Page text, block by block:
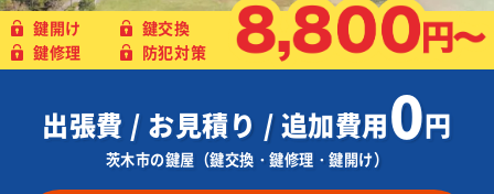
鍵開け
鍵交換
鍵修理
防犯対策
出張費 / お見積り / 追加費用0円
茨木市の鍵屋（鍵交換・鍵修理・鍵開け）